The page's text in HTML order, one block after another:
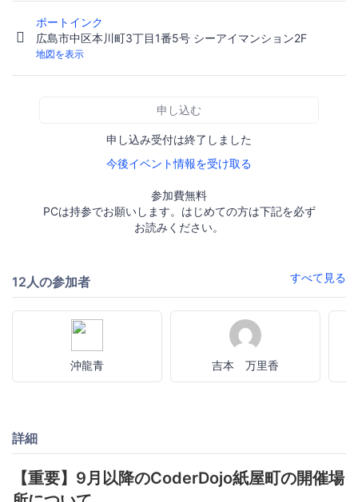
ポートインク
広島市中区本川町3丁目1番5号 シーアイマンション2F
地図を表示
申し込む
申し込み受付は終了しました
今後イベント情報を受け取る
参加費無料
PCは持参でお願いします。はじめての方は下記を必ず
お読みください。
12人の参加者 すべて見る
沖龍青 吉本 万里香
詳細
【重要】9月以降のCoderDojo紙屋町の開催場